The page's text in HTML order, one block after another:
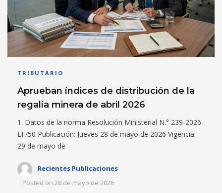
TRIBUTARIO
Aprueban índices de distribución de la
regalía minera de abril 2026
1. Datos de la norma Resolución Ministerial N.° 239-2026-
EF/50 Publicación: Jueves 28 de mayo de 2026 Vigencia:
29 de mayo de
Recientes Publicaciones
Posted on 28 de mayo de 2026